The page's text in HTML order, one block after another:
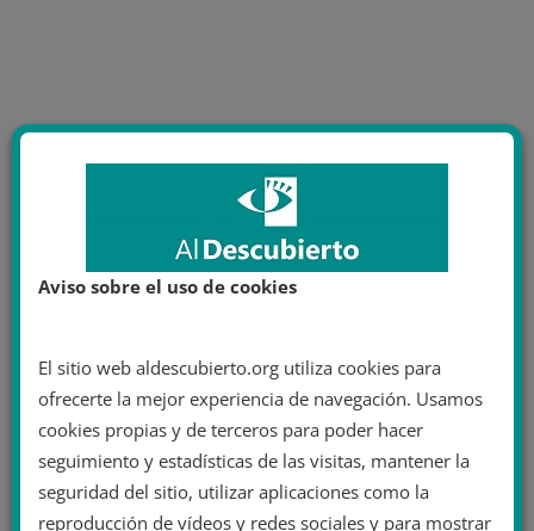
Aviso sobre el uso de cookies
El sitio web aldescubierto.org utiliza cookies para
ofrecerte la mejor experiencia de navegación. Usamos
cookies propias y de terceros para poder hacer
seguimiento y estadísticas de las visitas, mantener la
seguridad del sitio, utilizar aplicaciones como la
reproducción de vídeos y redes sociales y para mostrar